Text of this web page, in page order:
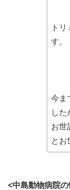
ト
す。
今ま
した
お世
とお
<中島動物病院